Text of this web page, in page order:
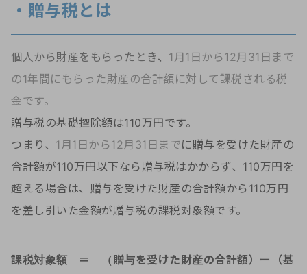
・贈与税とは
個人から財産をもらったとき、 1月1日から12月31日まで
の1年間にもらった財産の合計額に対して課税される税
金です。
贈与税の基礎控除額は110万円です。
つまり、 1月1日から12月31日まで に贈与を受けた財産の
合計額が110万円以下なら贈与税はかからず、110万円を
超える場合は、贈与を受けた財産の合計額から110万円
を差し引いた金額が贈与税の課税対象額です。
課税対象額 ＝
（贈与を受けた財産の合計額）ー（基